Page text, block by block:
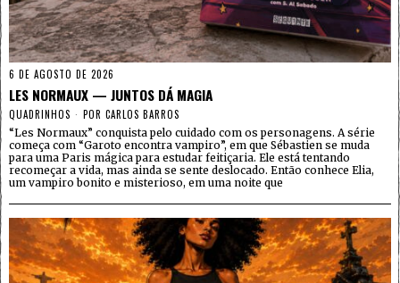
6 DE AGOSTO DE 2026
LES NORMAUX — JUNTOS DÁ MAGIA
QUADRINHOS POR CARLOS BARROS
“Les Normaux” conquista pelo cuidado com os personagens. A série
começa com “Garoto encontra vampiro”, em que Sébastien se muda
para uma Paris mágica para estudar feitiçaria. Ele está tentando
recomeçar a vida, mas ainda se sente deslocado. Então conhece Elia,
um vampiro bonito e misterioso, em uma noite que